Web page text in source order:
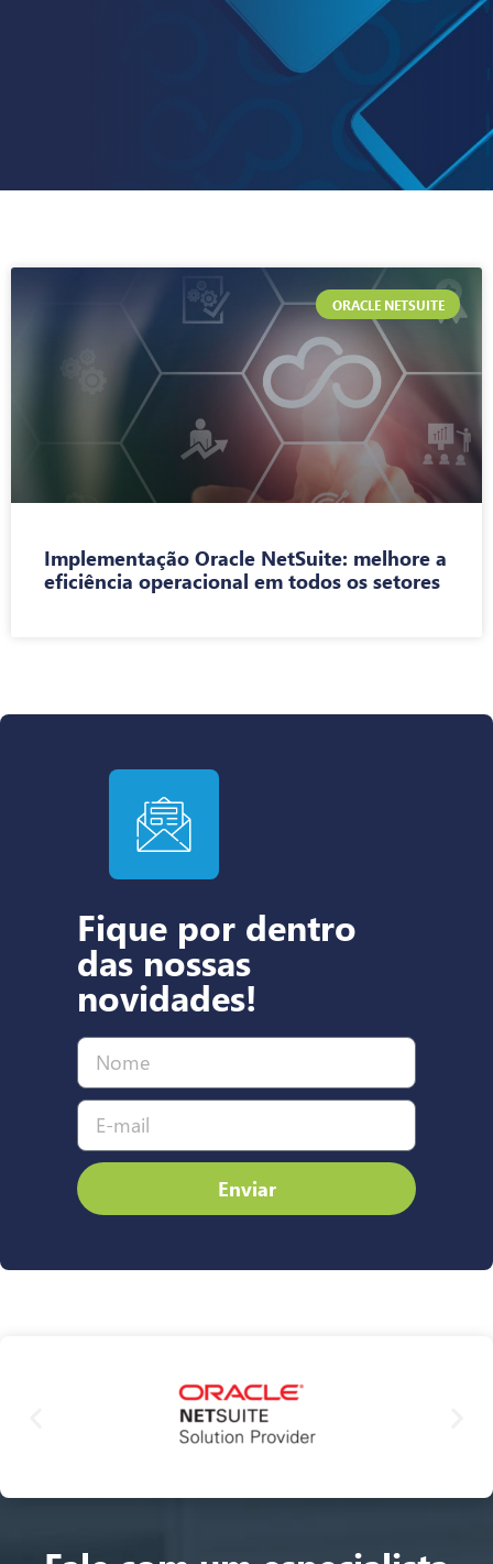
ORACLE NETSUITE
Implementação Oracle NetSuite: melhore a
eficiência operacional em todos os setores
Fique por dentro
das nossas
novidades!
Enviar